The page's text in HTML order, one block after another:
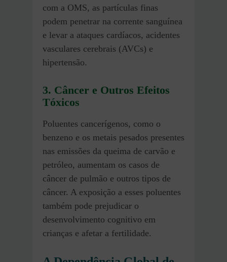
com a OMS, as partículas finas
podem penetrar na corrente sanguínea
e levar a ataques cardíacos, acidentes
vasculares cerebrais (AVCs) e
hipertensão.
3. Câncer e Outros Efeitos
Tóxicos
Poluentes cancerígenos, como o
benzeno e os metais pesados presentes
nas emissões da queima de carvão e
petróleo, aumentam os casos de
câncer de pulmão e outros tipos de
câncer. A exposição a esses poluentes
também pode prejudicar o
desenvolvimento cognitivo em
crianças e afetar a fertilidade.